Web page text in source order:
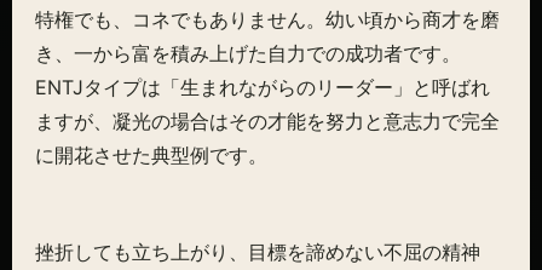
特権でも、コネでもありません。幼い頃から商才を磨
き、一から富を積み上げた自力での成功者です。
ENTJタイプは「生まれながらのリーダー」と呼ばれ
ますが、凝光の場合はその才能を努力と意志力で完全
に開花させた典型例です。
挫折しても立ち上がり、目標を諦めない不屈の精神